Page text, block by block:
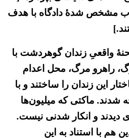
مشخص شدهٔ دادگاه با هدف
واقعیِ زندان گوهردشت با
راهرو مرگ، محل اعدام
این زندان را ساختند و با
شدند. ماکتی که میلیون‌ها
دیدند و انکار شدنی نیست.
هم با استناد به این